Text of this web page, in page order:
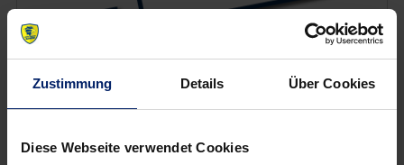
Zustimmung Details Über Cookies
Diese Webseite verwendet Cookies
Wenn du per E-Mail über Aktuelles aus der Löwenwelt
Newsletterhier abonnieren.